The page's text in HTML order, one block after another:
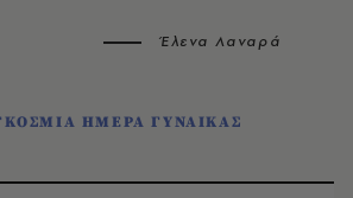
Έλενα Λαναρά
ΗΜΕΡΑ ΓΥΝΑΙΚΑΣ